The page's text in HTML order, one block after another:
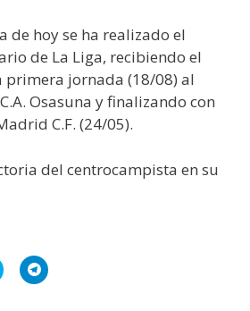
de hoy se ha realizado el
de La Liga, recibiendo el
primera jornada (18/08) al
Osasuna y finalizando con
C.F. (24/05).
del centrocampista en su
H H
a